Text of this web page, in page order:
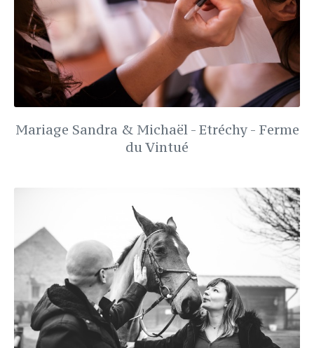
Mariage Sandra & Michaël - Etréchy - Ferme
du Vintué